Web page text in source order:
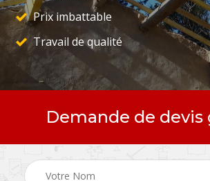
Prix imbattable
Travail de qualité
Demande de